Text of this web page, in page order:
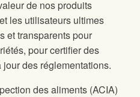
de nos produits
les utilisateurs ultimes
et transparents pour
pour certifier des
des réglementations.
des aliments (ACIA)